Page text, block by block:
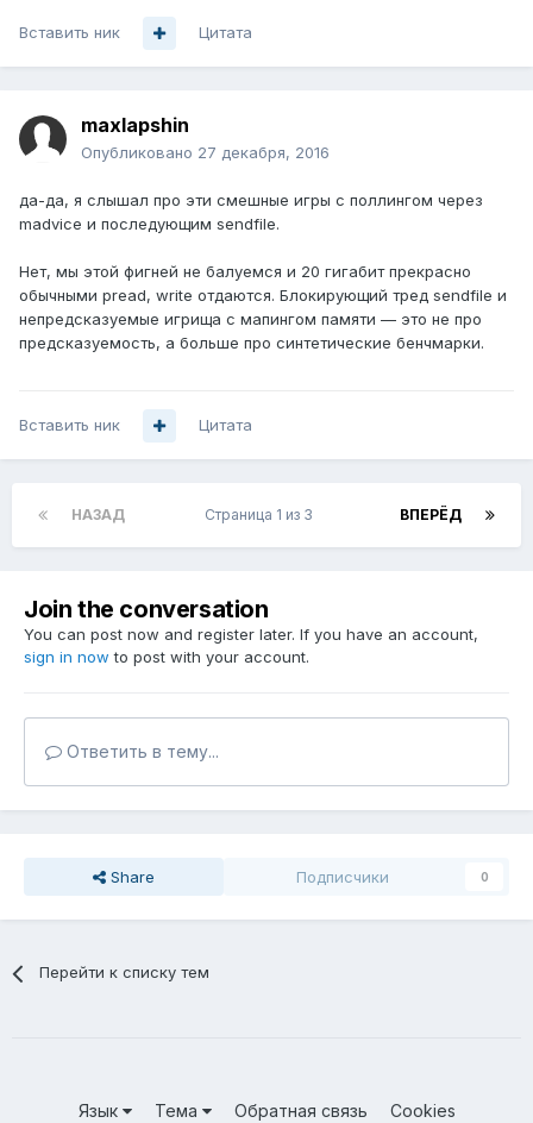
Вставить ник Цитата
maxlapshin
Опубликовано 27 декабря, 2016
да-да, я слышал про эти смешные игры с поллингом через
madvice и последующим sendfile.
Нет, мы этой фигней не балуемся и 20 гигабит прекрасно
обычными pread, write отдаются. Блокирующий тред sendfile и
непредсказуемые игрища с мапингом памяти — это не про
предсказуемость, а больше про синтетические бенчмарки.
Вставить ник Цитата
НАЗАД ВПЕРЁД
Страница 1 из 3
Join the conversation
You can post now and register later. If you have an account,
sign in now to post with your account.
Ответить в тему...
Share Подписчики 0
Перейти к списку тем
Язык Тема Обратная связь Cookies